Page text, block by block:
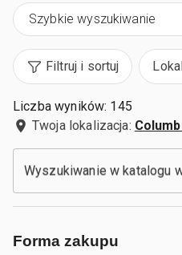
Filtruj i sortuj
Liczba wyników: 145
Twoja lokalizacja:
Wyszukiwanie w katalogu
Forma zakupu